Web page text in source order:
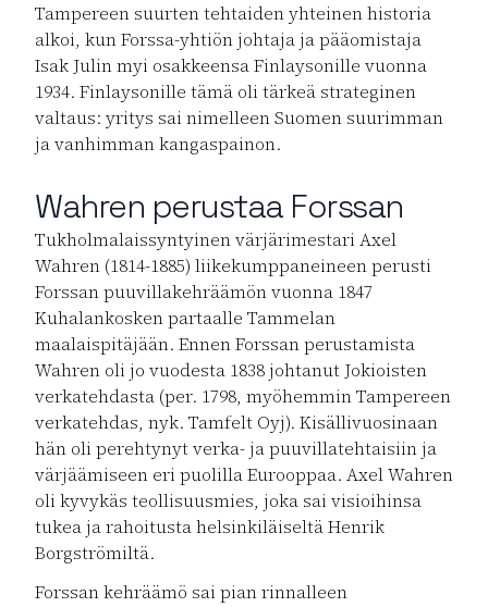
Tampereen suurten tehtaiden yhteinen historia
alkoi, kun Forssa-yhtiön johtaja ja pääomistaja
Isak Julin myi osakkeensa Finlaysonille vuonna
1934. Finlaysonille tämä oli tärkeä strateginen
valtaus: yritys sai nimelleen Suomen suurimman
ja vanhimman kangaspainon.
Wahren perustaa Forssan
Tukholmalaissyntyinen värjärimestari Axel
Wahren (1814-1885) liikekumppaneineen perusti
Forssan puuvillakehräämön vuonna 1847
Kuhalankosken partaalle Tammelan
maalaispitäjään. Ennen Forssan perustamista
Wahren oli jo vuodesta 1838 johtanut Jokioisten
verkatehdasta (per. 1798, myöhemmin Tampereen
verkatehdas, nyk. Tamfelt Oyj). Kisällivuosinaan
hän oli perehtynyt verka- ja puuvillatehtaisiin ja
värjäämiseen eri puolilla Eurooppaa. Axel Wahren
oli kyvykäs teollisuusmies, joka sai visioihinsa
tukea ja rahoitusta helsinkiläiseltä Henrik
Borgströmiltä.
Forssan kehräämö sai pian rinnalleen